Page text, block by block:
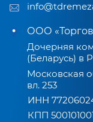
ООО
Дочерняя
(Беларусь) в
Московская
вл. 253
ИНН
КПП